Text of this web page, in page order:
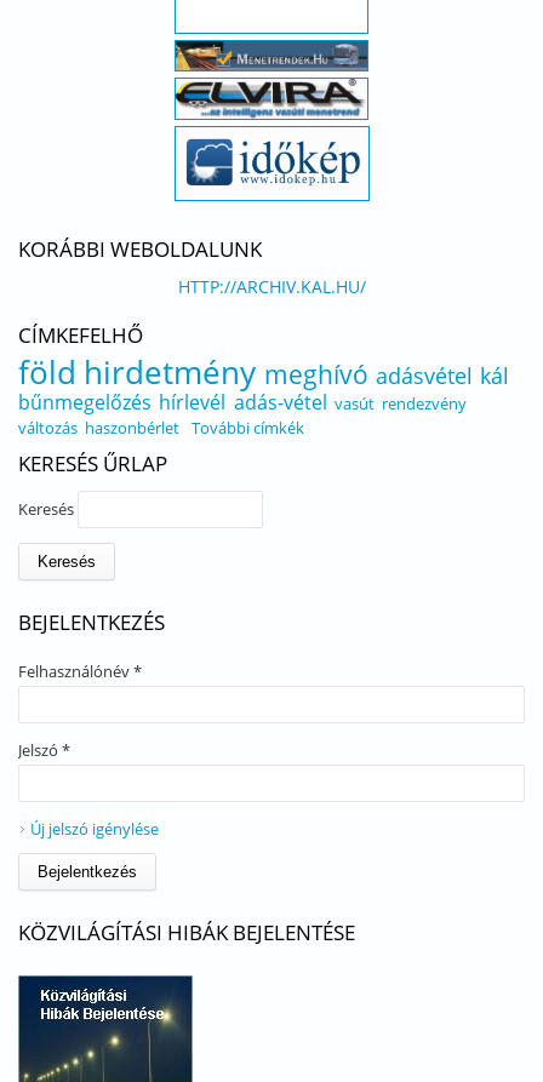
KORÁBBI WEBOLDALUNK
HTTP://ARCHIV.KAL.HU/
CÍMKEFELHŐ
föld hirdetmény meghívó adásvétel kál
bűnmegelőzés hírlevél adás-vétel vasút rendezvény
változás haszonbérlet További címkék
KERESÉS ŰRLAP
Keresés
BEJELENTKEZÉS
Felhasználónév*
Jelszó *
Új jelszó igénylése
KÖZVILÁGÍTÁSI HIBÁK BEJELENTÉSE